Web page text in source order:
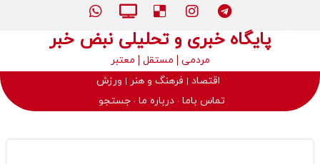
پایگاه خبری و تحلیلی نبض خبر
مردمی مستقل
معتبر
اقتصاد
فرهنگ و هنر
ورزش
تماس باما درباره ما جستجو